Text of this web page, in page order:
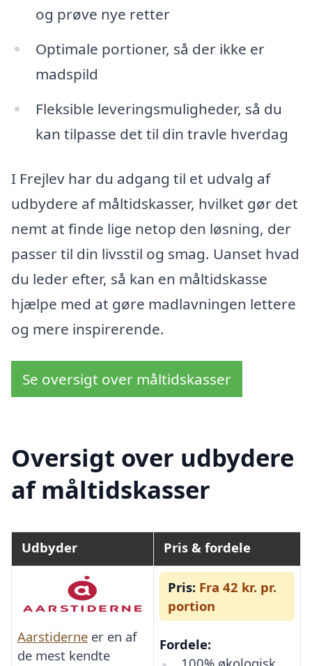
og prøve nye retter
Optimale portioner, så der ikke er
madspild
Fleksible leveringsmuligheder, så du
kan tilpasse det til din travle hverdag
I Frejlev har du adgang til et udvalg af
udbydere af måltidskasser, hvilket gør det
nemt at finde lige netop den løsning, der
passer til din livsstil og smag. Uanset hvad
du leder efter, så kan en måltidskasse
hjælpe med at gøre madlavningen lettere
og mere inspirerende.
Se oversigt over måltidskasser
Oversigt over udbydere
af måltidskasser
Udbyder Pris & fordele
Aarstiderne er en af
de mest kendte
Pris: Fra 42 kr. pr.
portion
Fordele: